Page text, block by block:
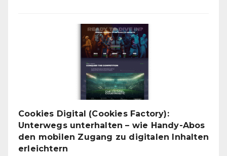
Cookies Digital (Cookies Factory):
Unterwegs unterhalten – wie Handy-Abos
den mobilen Zugang zu digitalen Inhalten
erleichtern